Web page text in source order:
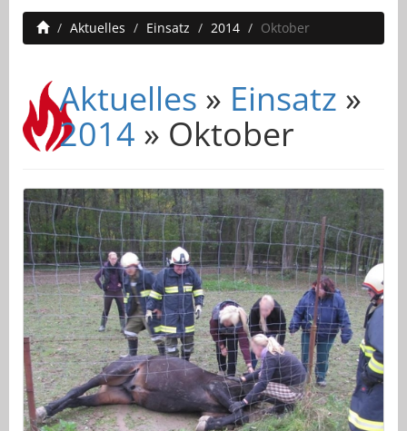
Aktuelles
Einsatz 2014 Oktober
Aktuelles » Einsatz »
2014 » Oktober